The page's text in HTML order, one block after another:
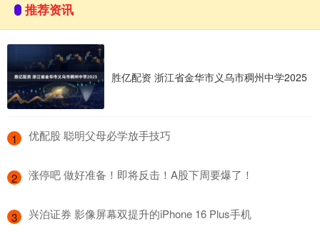
推荐资讯
胜亿配资 浙江省金华市义乌市稠州中学2025
1 ​优配股 聪明父母必学放手技巧
2 ​涨停吧 做好准备！即将反击！A股下周要爆了！
3 ​兴泊证券 影像屏幕双提升的iPhone 16 Plus手机